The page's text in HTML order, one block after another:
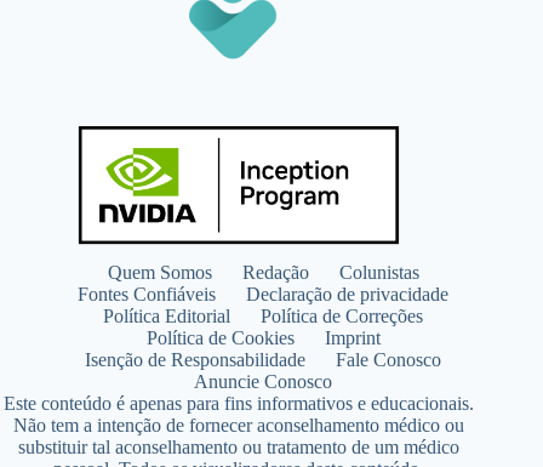
Quem Somos Redação
Colunistas
Fontes Confiáveis
Declaração de privacidade
Política Editorial
Política de Correções
Política de Cookies
Imprint
Isenção de Responsabilidade
Fale Conosco
Anuncie Conosco
Este conteúdo é apenas para fins informativos e educacionais.
Não tem a intenção de fornecer aconselhamento médico ou
substituir tal aconselhamento ou tratamento de um médico